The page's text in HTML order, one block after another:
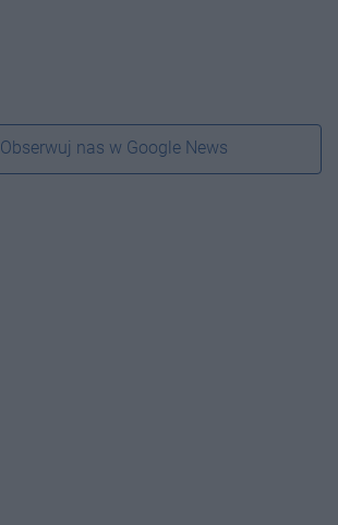
Obserwuj nas w Google News